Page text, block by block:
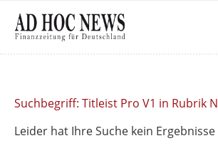
Suchbegriff: Titleist Pro V1 in Rubrik
Leider hat Ihre Suche kein